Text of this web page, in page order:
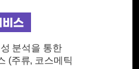
스
분석을 통한
(주류, 코스메틱